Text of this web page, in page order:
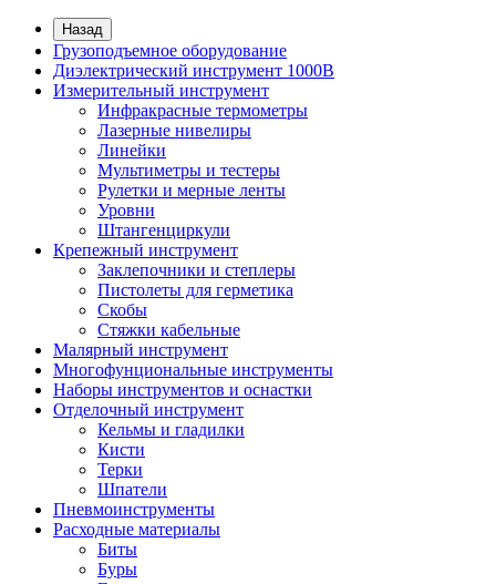
Назад
Грузоподъемное оборудование
Диэлектрический инструмент 1000В
Измерительный инструмент
Инфракрасные термометры
Лазерные нивелиры
Линейки
Мультиметры и тестеры
Рулетки и мерные ленты
Уровни
Штангенциркули
Крепежный инструмент
Заклепочники и степлеры
Пистолеты для герметика
Скобы
Стяжки кабельные
Малярный инструмент
Многофунциональные инструменты
Наборы инструментов и оснастки
Отделочный инструмент
Кельмы и гладилки
Кисти
Терки
Шпатели
Пневмоинструменты
Расходные материалы
Биты
Буры